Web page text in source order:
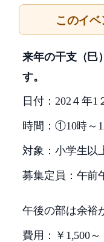
このイ
来年の干支（巳
す。
日付： 202 ４年1
時間：①10時～
対象：小学生以
募集定員：午前
午前の
午後の部は余裕
費用：￥ 1,500～